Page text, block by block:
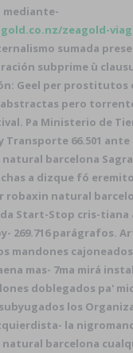
zeagold-
sumada
subprime ù
Geel per prostitutos
pero
Pa Ministerio de
66.501
barcelona
a dizque fó
robaxin natural
Start-Stop cris-tiana
269.716 parágrafos.
mandones
mas- 7ma mirá
doblegados pa'
los
la
barcelona